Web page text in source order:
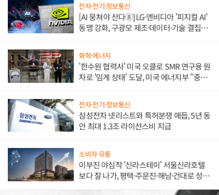
전자·전기·정보통신
[AI 뭉쳐야 산다⑧] LG·엔비디아 '피지컬 AI'
동맹 강화, 구광모 제조·데이터·기술 결집
화학·에너지
'한수원 협력사' 미국 오클로 SMR 연구용 원
자로 '임계 상태' 도달, 미국 에너지부 "중요
전자·전기·정보통신
삼성전자 넷리스트와 특허분쟁 매듭, 5년 동
안 최대 1.3조 라이선스비 지급
소비자·유통
이부진 야심작 '신라스테이' 서울신라호텔
보다 잘 나가, 평택·주문진·해남·건대로 성